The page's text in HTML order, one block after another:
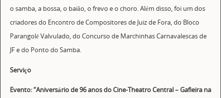
o samba, a bossa, o baião, o frevo e o choro. Além disso, foi um dos
criadores do Encontro de Compositores de Juiz de Fora, do Bloco
Parangolé Valvulado, do Concurso de Marchinhas Carnavalescas de
JF e do Ponto do Samba.
Serviço
Evento: “Aniversário de 96 anos do Cine-Theatro Central – Gafieira na